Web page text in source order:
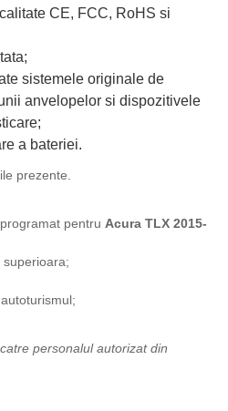
CE, FCC, RoHS si
sistemele originale de
anvelopelor si dispozitivele
a bateriei.
prezente.
pentru Acura TLX 2015-
personalul autorizat din